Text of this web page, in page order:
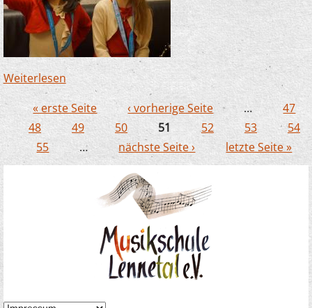
Weiterlesen über Komponieren kann sie auch
Seiten
« erste Seite ‹ vorherige Seite …
47
48
49 50 51 52 53
54
55
… nächste Seite › letzte Seite »